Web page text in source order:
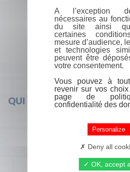
QUI SOMMES-NOUS ?
A l’exception
nécessaires au
du site ainsi
certaines
mesure d’audience,
et technologies
peuvent être
votre consentement.
Vous pouvez à
revenir sur vos
page de
confidentialité des
Personalize
Deny all
OK, accept